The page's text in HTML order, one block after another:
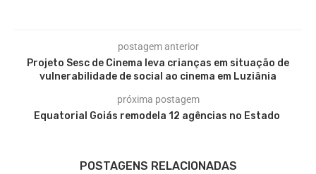
postagem anterior
Projeto Sesc de Cinema leva crianças em situação de
vulnerabilidade de social ao cinema em Luziânia
próxima postagem
Equatorial Goiás remodela 12 agências no Estado
POSTAGENS RELACIONADAS